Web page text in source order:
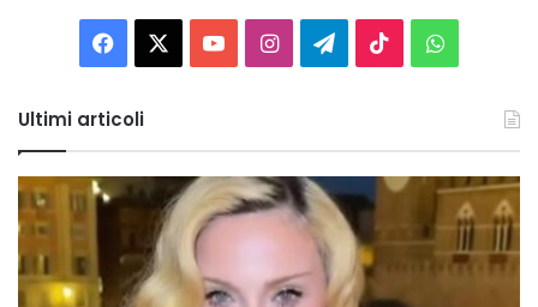
Facebook You InstagramTelegram
TikTok
Ultimi articoli